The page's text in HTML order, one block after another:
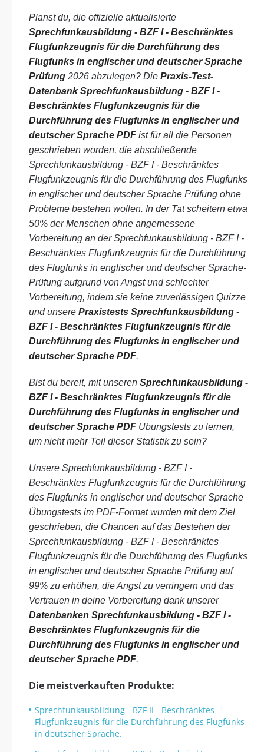
Planst du, die offizielle aktualisierte
Sprechfunkausbildung - BZF I - Beschränktes
Flugfunkzeugnis für die Durchführung des
Flugfunks in englischer und deutscher Sprache
Prüfung 2026 abzulegen? Die Praxis-Test-
Datenbank Sprechfunkausbildung - BZF I -
Beschränktes Flugfunkzeugnis für die
Durchführung des Flugfunks in englischer und
deutscher Sprache PDF ist für all die Personen
geschrieben worden, die abschließende
Sprechfunkausbildung - BZF I - Beschränktes
Flugfunkzeugnis für die Durchführung des Flugfunks
in englischer und deutscher Sprache Prüfung ohne
Probleme bestehen wollen. In der Tat scheitern etwa
50% der Menschen ohne angemessene
Vorbereitung an der Sprechfunkausbildung - BZF I -
Beschränktes Flugfunkzeugnis für die Durchführung
des Flugfunks in englischer und deutscher Sprache-
Prüfung aufgrund von Angst und schlechter
Vorbereitung, indem sie keine zuverlässigen Quizze
und unsere Praxistests Sprechfunkausbildung -
BZF I - Beschränktes Flugfunkzeugnis für die
Durchführung des Flugfunks in englischer und
deutscher Sprache PDF.
Bist du bereit, mit unseren Sprechfunkausbildung -
BZF I - Beschränktes Flugfunkzeugnis für die
Durchführung des Flugfunks in englischer und
deutscher Sprache PDF Übungstests zu lernen,
um nicht mehr Teil dieser Statistik zu sein?
Unsere Sprechfunkausbildung - BZF I -
Beschränktes Flugfunkzeugnis für die Durchführung
des Flugfunks in englischer und deutscher Sprache
Übungstests im PDF-Format wurden mit dem Ziel
geschrieben, die Chancen auf das Bestehen der
Sprechfunkausbildung - BZF I - Beschränktes
Flugfunkzeugnis für die Durchführung des Flugfunks
in englischer und deutscher Sprache Prüfung auf
99% zu erhöhen, die Angst zu verringern und das
Vertrauen in deine Vorbereitung dank unserer
Datenbanken Sprechfunkausbildung - BZF I -
Beschränktes Flugfunkzeugnis für die
Durchführung des Flugfunks in englischer und
deutscher Sprache PDF.
Die meistverkauften Produkte:
Sprechfunkausbildung - BZF II - Beschränktes
Flugfunkzeugnis für die Durchführung des Flugfunks
in deutscher Sprache.